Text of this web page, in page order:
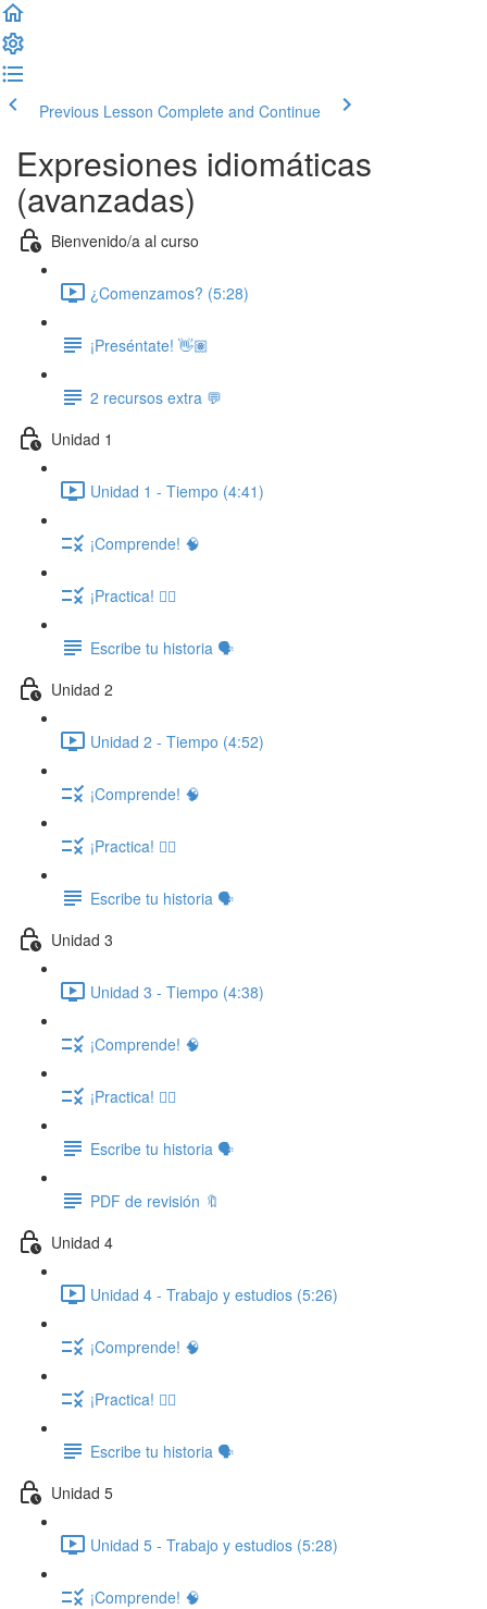
Previous Lesson Complete and Continue
Expresiones idiomáticas
(avanzadas)
Bienvenido/a al curso
¿Comenzamos? (5:28)
¡Preséntate! 👋🏽
2 recursos extra 💬
Unidad 1
Unidad 1 - Tiempo (4:41)
¡Comprende! 🧠
¡Practica! ✍🏽
Escribe tu historia 🗣️
Unidad 2
Unidad 2 - Tiempo (4:52)
¡Comprende! 🧠
¡Practica! ✍🏽
Escribe tu historia 🗣️
Unidad 3
Unidad 3 - Tiempo (4:38)
¡Comprende! 🧠
¡Practica! ✍🏽
Escribe tu historia 🗣️
PDF de revisión 🔖
Unidad 4
Unidad 4 - Trabajo y estudios (5:26)
¡Comprende! 🧠
¡Practica! ✍🏽
Escribe tu historia 🗣️
Unidad 5
Unidad 5 - Trabajo y estudios (5:28)
¡Comprende! 🧠